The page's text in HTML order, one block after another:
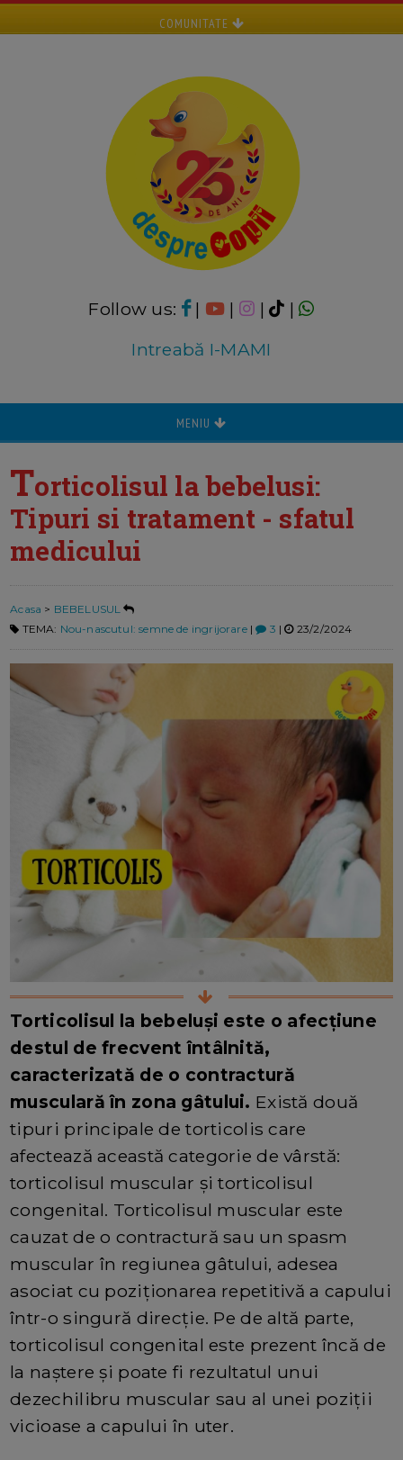
COMUNITATE
Follow us: | | |
|
Intreabă I-MAMI
MENIU
Torticolisul la bebelusi:
Tipuri si tratament - sfatul
medicului
Acasa > BEBELUSUL
TEMA: Nou-nascutul: semne de ingrijorare| 3 | 23/2/2024
Torticolisul la bebeluși este o afecțiune
destul de frecvent întâlnită,
caracterizată de o contractură
musculară în zona gâtului. Există două
tipuri principale de torticolis care
afectează această categorie de vârstă:
torticolisul muscular și torticolisul
congenital. Torticolisul muscular este
cauzat de o contractură sau un spasm
muscular în regiunea gâtului, adesea
asociat cu poziționarea repetitivă a capului
într-o singură direcție. Pe de altă parte,
torticolisul congenital este prezent încă de
la naștere și poate fi rezultatul unui
dezechilibru muscular sau al unei poziții
vicioase a capului în uter.